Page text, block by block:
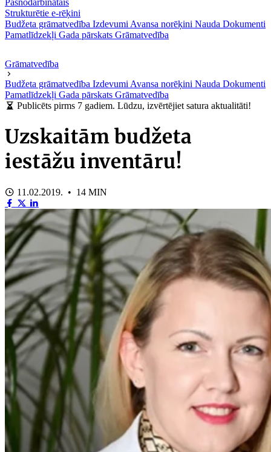
Pašnodarbinātais
Strukturētie e-rēķini
Budžeta grāmatvedība Izdevumi Avansa norēķini Nauda Dokumenti
Pamatlīdzekļi Gada pārskats Grāmatvedība
Grāmatvedība
Budžeta grāmatvedība Izdevumi Avansa norēķini Nauda Dokumenti
Pamatlīdzekļi Gada pārskats Grāmatvedība
Publicēts pirms 7 gadiem. Lūdzu, izvērtējiet satura aktualitāti!
Uzskaitām budžeta
iestāžu inventāru!
11.02.2019. • 14 MIN